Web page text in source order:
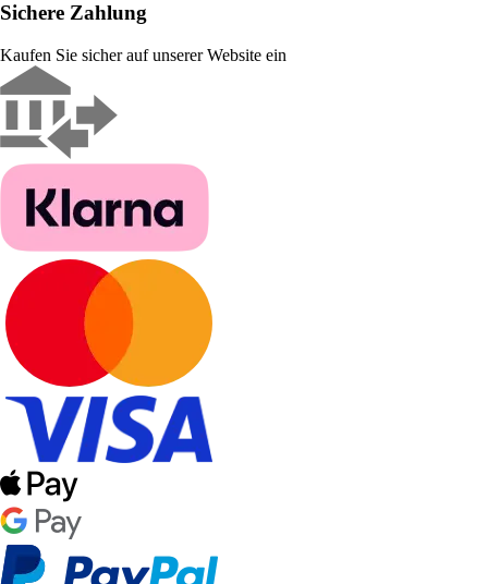
Sichere Zahlung
Kaufen Sie sicher auf unserer Website ein